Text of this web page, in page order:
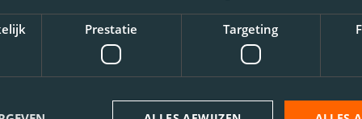
zoekt niet vinden?
per e-mail bericht zodra de vacature
Prestatie Targeting